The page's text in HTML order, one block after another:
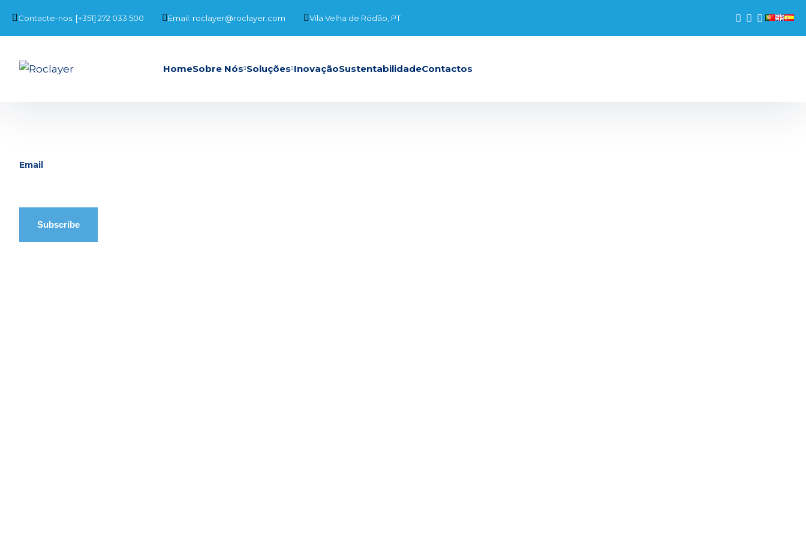
Contacte-nos: [+351] 272 033 500 Email: roclayer@roclayer.com Vila Velha de Ródão, PT
HomeSobre Nós Soluções InovaçãoSustentabilidadeContactos
Email